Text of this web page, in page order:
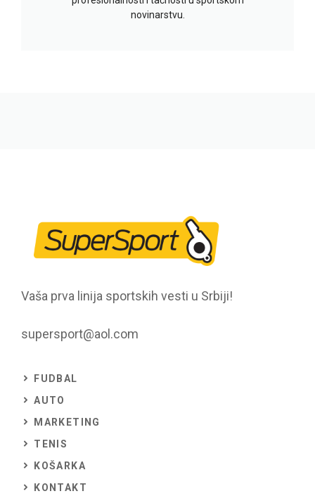
novinarstvu.
Vaša prva linija sportskih vesti u Srbiji!
supersport@aol.com
FUDBAL
AUTO
MARKETING
TENIS
KOŠARKA
KONTAKT